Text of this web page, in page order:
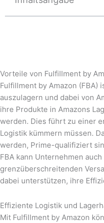
Vorteile von Fulfillment by
Fulfillment by Amazon
auszulagern und dabei von
ihre Produkte in Amazons
werden. Dies führt zu einer
Logistik kümmern müssen.
werden, Prime-qualifiziert
FBA kann Unternehmen
grenzüberschreitenden
dabei unterstützen, ihre
Effiziente Logistik und
Mit Fulfillment by Amazon